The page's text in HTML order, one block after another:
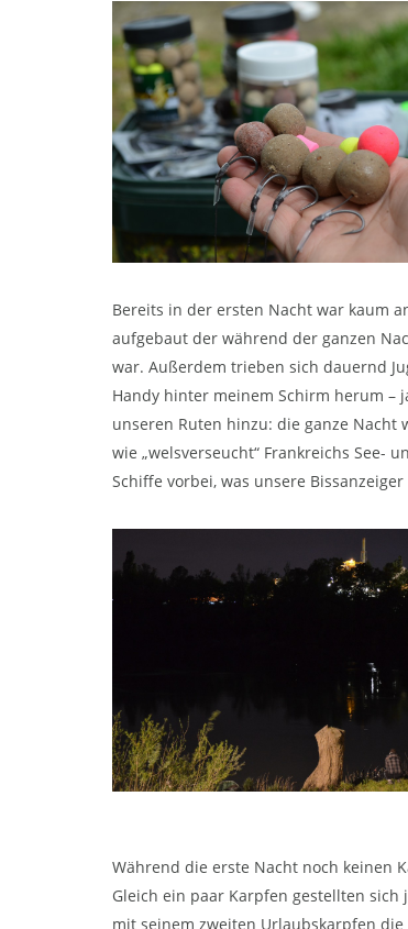
Bereits in der ersten Nacht war kaum
aufgebaut der während der ganzen
war. Außerdem trieben sich dauernd
Handy hinter meinem Schirm herum –
unseren Ruten hinzu: die ganze Nacht
wie „welsverseucht“ Frankreichs See-
Schiffe vorbei, was unsere
Während die erste Nacht noch keinen
Gleich ein paar Karpfen gestellten
mit seinem zweiten Urlaubskarpfen